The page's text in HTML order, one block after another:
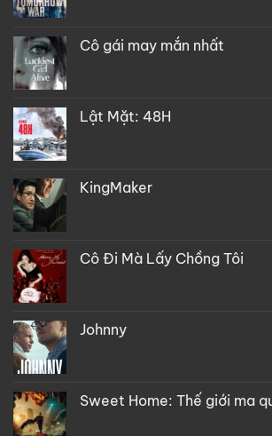
Cô gái may mắn nhất
Lật Mặt: 48H
KingMaker
Cô Đi Mà Lấy Chồng Tôi
Johnny
Sweet Home: Thế giới ma